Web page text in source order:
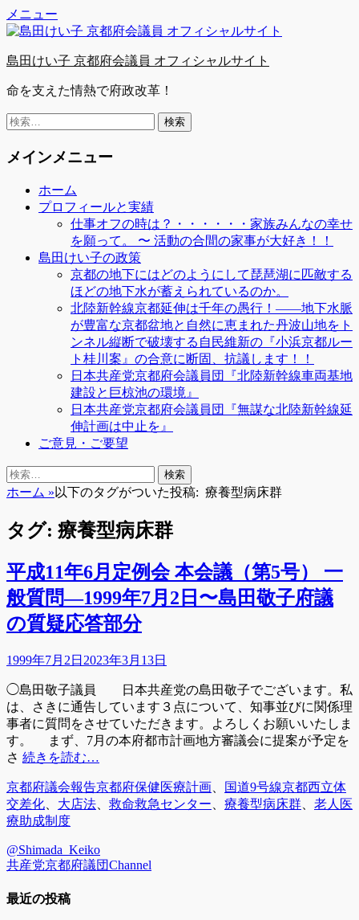
コ
ン
ン
へ
ス
キ
ッ
プ
Facebook
Twitter
YouTube
メニュー
島田けい子 京都府会議員 オフィシャルサイト
命を支えた情熱で府政改革！
検
メインメニュー
ホーム
プロフィールと実績
仕事オフの時は？・・・・・・家族みんなの幸せ
を願って。 〜 活動の合間の家事が大好き！！
島田けい子の政策
京都の地下にはどのようにして琵琶湖に匹敵する
ほどの地下水が蓄えられているのか。
北陸新幹線京都延伸は千年の愚行！――地下水脈
が豊富な京都盆地と自然に恵まれた丹波山地をト
ンネル縦断で破壊する自民維新の『小浜京都ルー
ト桂川案』の合意に断固、抗議します！！
日本共産党京都府会議員団『北陸新幹線車両基地
建設と巨椋池の環境』
日本共産党京都府会議員団『無謀な北陸新幹線延
伸計画は中止を』
ご意見・ご要望
検
索
検
索:
ホーム »以下のタグがついた投稿: 療養型病床群
タグ: 療養型病床群
平成11年6月定例会 本会議（第5号） 一
般質問―1999年7月2日〜島田敬子府議
の質疑応答部分
投
日
1999年7月2日 2023年3月13日
◯島田敬子議員 日本共産党の島田敬子でございます。私
は、さきに通告しています３点について、知事並びに関係理
事者に質問をさせていただきます。よろしくお願いいたしま
す。 まず、7月の本府都市計画地方審議会に提案が予定を
さ 続きを読む…
カ
テ
ゴ
ー
京都府議会報告タ
グ
京都府保健医療計画
国道9号線京都西立体
交差化
大店法 救命救急センター 療養型病床群
老人医
療助成制度
@Shimada_Keiko
共産党京都府議団Channel
最近の投稿